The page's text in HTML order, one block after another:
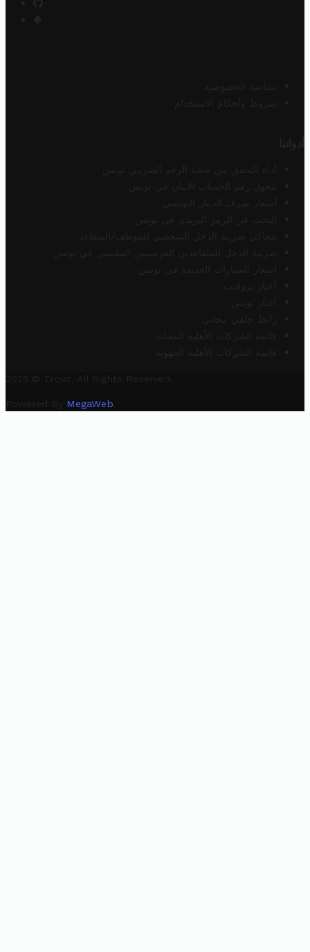
سياسة الخصوصية
شروط وأحكام الاستخدام
أدواتنا
أداة التحقق من صحة الرقم الضريبي تونس
محول رقم الحساب الآيبان في تونس
أسعار صرف الدينار التونسي
البحث عن الرمز البريدي في تونس
محاكي ضريبة الدخل الشخصي للموظف/المتقاعد
ضريبة الدخل للمتقاعدين الفرنسيين المقيمين في تونس
أسعار السيارات الجديدة في تونس
أخبار تروفيت
أخبار تونس
رابط خلفي مجاني
قائمة الشركات الأهلية المحلية
قائمة الشركات الأهلية الجهوية
2025 © Trovit. All Rights Reserved.
Powered By MegaWeb